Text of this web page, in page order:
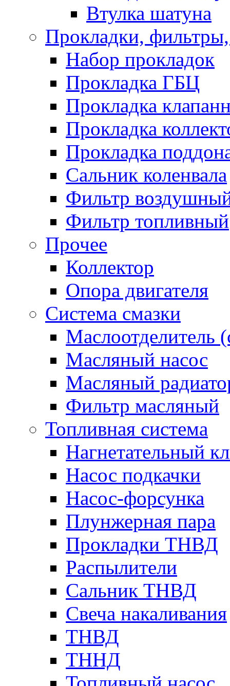
Втулка шатуна
Прокладки,
Набор прокладок
Прокладка ГБЦ
Прокладка
Прокладка
Прокладка
Сальник коленвала
Фильтр
Фильтр топливный
Прочее
Коллектор
Опора двигателя
Система смазки
Маслоотделитель
Масляный насос
Масляный
Фильтр масляный
Топливная система
Нагнетательный
Насос подкачки
Насос-форсунка
Плунжерная пара
Прокладки ТНВД
Распылители
Сальник ТНВД
Свеча накаливания
ТНВД
ТННД